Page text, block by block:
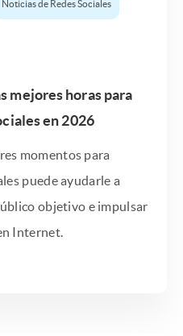
Noticias de Redes Sociales
mejores horas para
en 2026
momentos para
puede ayudarle a
objetivo e impulsar
Internet.